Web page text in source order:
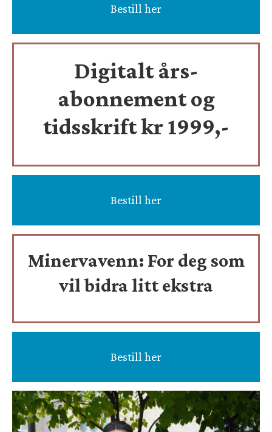
Bestill her
Digitalt års-
abonnement og
tidsskriftkr 1999,-
Bestill her
Minervavenn: For deg som
vil bidra litt ekstra
Bestill her